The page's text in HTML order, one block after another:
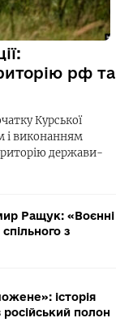
рф та
Курської
і виконанням
держави-
Ращук: «Воєнні
з
історія
полон